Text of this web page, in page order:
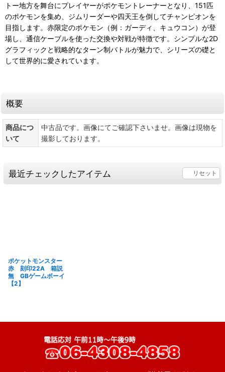
トー地方を舞台にプレイヤーがポケモントレーナーとなり、151匹
のポケモンを集め、ジムリーダーや四天王を倒してチャンピオンを
目指します。赤限定のポケモン（例：ガーディ、キュウコン）が登
場し、通信ケーブルを使った交換や対戦が特徴です。シンプルな2D
グラフィックと戦略的なターン制バトルが魅力で、シリーズの礎と
して世界的に愛されています。
概要
商品につ
いて
中古品です。画像にてご確認下さいませ。画像は現物を
撮影しております。
最近チェックしたアイテム リセット
ポケットモンスター
赤 刻印22A 箱説
無 GBゲームボーイ
【2】